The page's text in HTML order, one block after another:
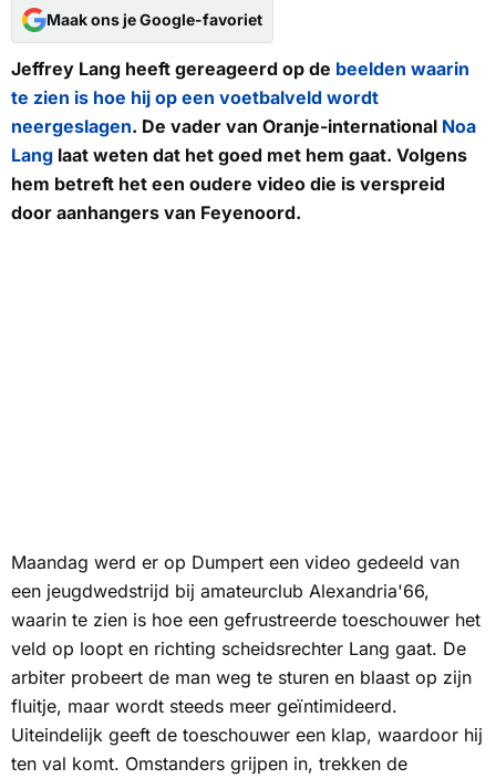
Maak ons je Google-favoriet
Jeffrey Lang heeft gereageerd op de beelden waarin
te zien is hoe hij op een voetbalveld wordt
neergeslagen. De vader van Oranje-international Noa
Lang laat weten dat het goed met hem gaat. Volgens
hem betreft het een oudere video die is verspreid
door aanhangers van Feyenoord.
Maandag werd er op Dumpert een video gedeeld van
een jeugdwedstrijd bij amateurclub Alexandria'66,
waarin te zien is hoe een gefrustreerde toeschouwer het
veld op loopt en richting scheidsrechter Lang gaat. De
arbiter probeert de man weg te sturen en blaast op zijn
fluitje, maar wordt steeds meer geïntimideerd.
Uiteindelijk geeft de toeschouwer een klap, waardoor hij
ten val komt. Omstanders grijpen in, trekken de